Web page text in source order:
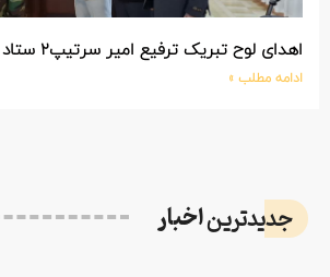
اهدای لوح تبریک ترفیع امیر سرتیپ۲ ستاد شهریار پورفضلی فرمانده تیپ ۳۶۴ شهید نصیرزاده نزاجا مستقر در مهاباد
ادامه مطلب »
جدیدتریناخبار